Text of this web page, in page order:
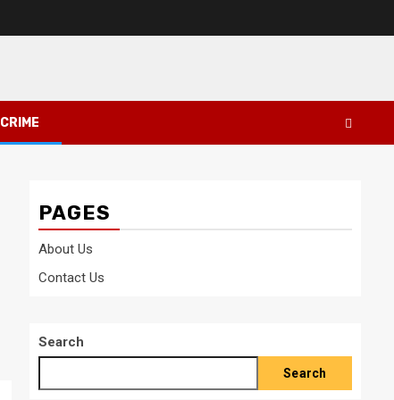
CRIME
PAGES
About Us
Contact Us
Search
Search